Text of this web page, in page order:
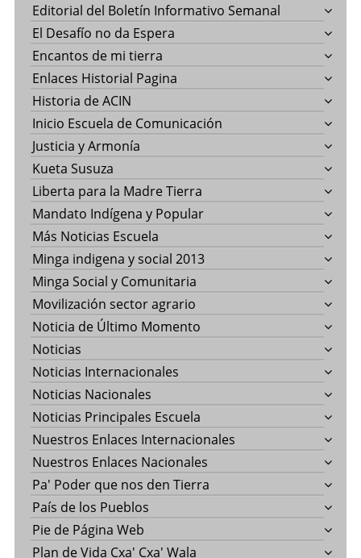
Editorial del Boletín Informativo Semanal
El Desafío no da Espera
Encantos de mi tierra
Enlaces Historial Pagina
Historia de ACIN
Inicio Escuela de Comunicación
Justicia y Armonía
Kueta Susuza
Liberta para la Madre Tierra
Mandato Indígena y Popular
Más Noticias Escuela
Minga indigena y social 2013
Minga Social y Comunitaria
Movilización sector agrario
Noticia de Último Momento
Noticias
Noticias Internacionales
Noticias Nacionales
Noticias Principales Escuela
Nuestros Enlaces Internacionales
Nuestros Enlaces Nacionales
Pa' Poder que nos den Tierra
País de los Pueblos
Pie de Página Web
Plan de Vida Cxa' Cxa' Wala